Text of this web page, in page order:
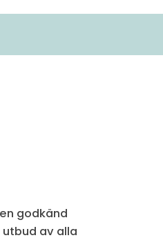
godkänd
av alla